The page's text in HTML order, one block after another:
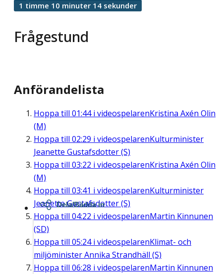
Frågestund
1 timme 10 minuter 14 sekunder
Anförandelista
Hoppa till 01:44i videospelarenKristina Axén Olin
(M)
Hoppa till 02:29 i videospelarenKulturminister
Jeanette Gustafsdotter (S)
Hoppa till 03:22 i videospelarenKristina Axén Olin
(M)
Hoppa till 03:41 i videospelarenKulturminister
Jeanette Gustafsdotter (S)
Hoppa till 04:22 i videospelarenMartin Kinnunen
(SD)
Hoppa till 05:24i videospelarenKlimat- och
miljöminister Annika Strandhäll (S)
Hoppa till 06:28 i videospelarenMartin Kinnunen
Dela/Bädda in